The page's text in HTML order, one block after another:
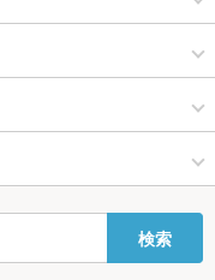
検索